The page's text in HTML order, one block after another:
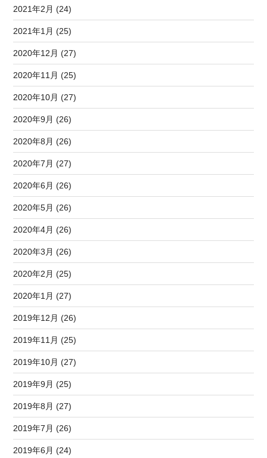
2021年2月 (24)
2021年1月 (25)
2020年12月 (27)
2020年11月 (25)
2020年10月 (27)
2020年9月 (26)
2020年8月 (26)
2020年7月 (27)
2020年6月 (26)
2020年5月 (26)
2020年4月 (26)
2020年3月 (26)
2020年2月 (25)
2020年1月 (27)
2019年12月 (26)
2019年11月 (25)
2019年10月 (27)
2019年9月 (25)
2019年8月 (27)
2019年7月 (26)
2019年6月 (24)